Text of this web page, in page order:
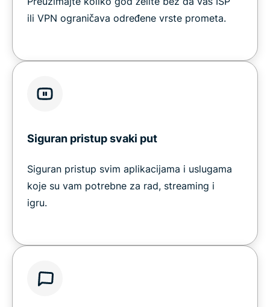
ili VPN ograničava određene vrste prometa.
Siguran pristup svaki put
Siguran pristup svim aplikacijama i uslugama
koje su vam potrebne za rad, streaming i
igru.